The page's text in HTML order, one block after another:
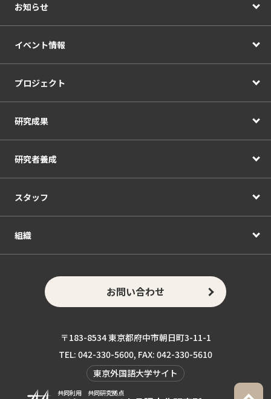
お知らせ
イベント情報
プロジェクト
研究成果
研究者養成
スタッフ
組織
お問い合わせ
〒183-8534 東京都府中市朝日町3-11-1
TEL: 042-330-5600, FAX: 042-330-5610
東京外国語大学サイト
共同利用 共同研究拠点